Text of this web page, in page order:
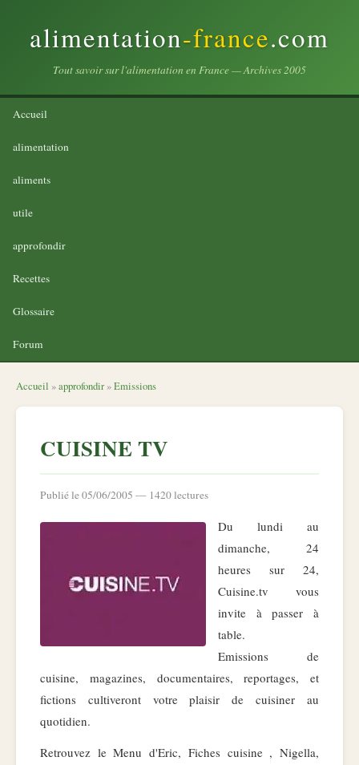
alimentation-france.com
Tout savoir sur l'alimentation en France — Archives 2005
Accueil
alimentation
aliments
utile
approfondir
Recettes
Glossaire
Forum
Accueil »approfondir»Emissions
CUISINE TV
Publié le 05/06/2005 — 1420 lectures
Du lundi au
dimanche, 24
heures sur 24,
Cuisine.tv vous
invite à passer à
table.
Emissions de
cuisine, magazines, documentaires, reportages, et
fictions cultiveront votre plaisir de cuisiner au
quotidien.
Retrouvez le Menu d'Eric, Fiches cuisine , Nigella,